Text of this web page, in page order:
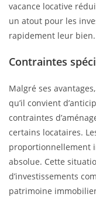
vacance locative
un atout pour les
rapidement leur bien.
Contraintes
Malgré ses
qu’il convient
contraintes
certains locataires.
proportionnellement
absolue. Cette
d’investissements
patrimoine